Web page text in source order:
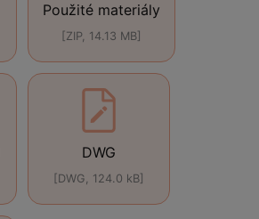
Použité materiály
[ZIP, 14.13 MB]
DWG
[DWG, 124.0 kB]